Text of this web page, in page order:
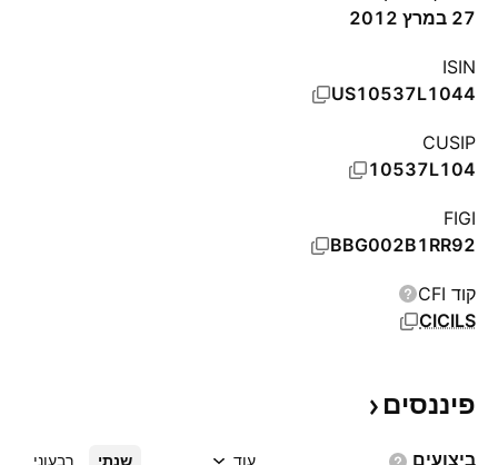
27 במרץ 2012
ISIN
US10537L1044
CUSIP
10537L104
FIGI
BBG002B1RR92
קוד CFI
CICILS
פיננסים
ביצועים שנתי רבעוני עוד